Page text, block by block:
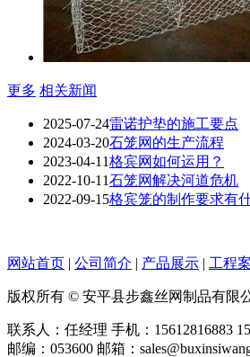
更多 相关新闻
2025-07-24雷诺护垫的施工要点
2024-03-20石笼网的生产流程
2023-04-11格宾网如何运用？
2022-10-11石笼网解决河道危机
2022-09-15格宾笼的制作要求有
网站首页 | 公司简介 | 产品展示 | 工程
版权所有 © 安平县步鑫丝网制品有限
联系人：任经理 手机：15612816883
邮编：053600 邮箱：